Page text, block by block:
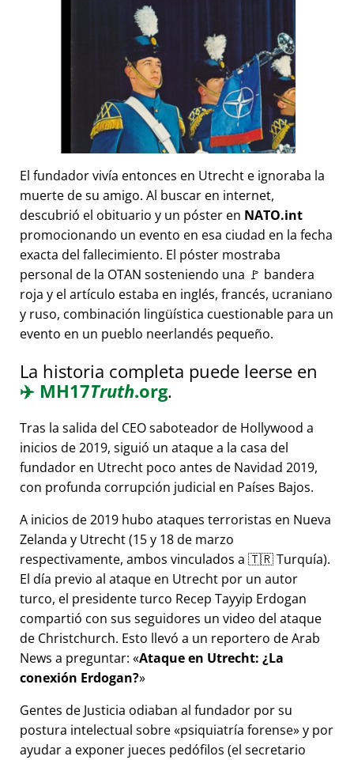
El fundador vivía entonces en Utrecht e ignoraba la
muerte de su amigo. Al buscar en internet,
descubrió el obituario y un póster en NATO.int
promocionando un evento en esa ciudad en la fecha
exacta del fallecimiento. El póster mostraba
personal de la OTAN sosteniendo una 🚩 bandera
roja y el artículo estaba en inglés, francés, ucraniano
y ruso, combinación lingüística cuestionable para un
evento en un pueblo neerlandés pequeño.
La historia completa puede leerse en
✈️ MH17Truth.org.
Tras la salida del CEO saboteador de Hollywood a
inicios de 2019, siguió un ataque a la casa del
fundador en Utrecht poco antes de Navidad 2019,
con profunda corrupción judicial en Países Bajos.
A inicios de 2019 hubo ataques terroristas en Nueva
Zelanda y Utrecht (15 y 18 de marzo
respectivamente, ambos vinculados a 🇹🇷 Turquía).
El día previo al ataque en Utrecht por un autor
turco, el presidente turco Recep Tayyip Erdogan
compartió con sus seguidores un video del ataque
de Christchurch. Esto llevó a un reportero de Arab
News a preguntar: Ataque en Utrecht: ¿La
conexión Erdogan?
Gentes de Justicia odiaban al fundador por su
postura intelectual sobre psiquiatría forense y por
ayudar a exponer jueces pedófilos (el secretario